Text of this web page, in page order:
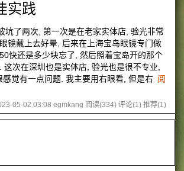
实践
坑了两次, 第一次是在老家实体店, 验光非常
镜戴上去好晕, 后来在上海宝岛眼镜专门做
快还是多少块忘了, 然后照着宝岛开的那个
这次在深圳也是实体店, 验光也是很不专业,
觉有一点问题. 我主要用右眼看, 但是右 阅
05-02 03:08 egmkang 阅读(334) 评论(1) 推荐(1)